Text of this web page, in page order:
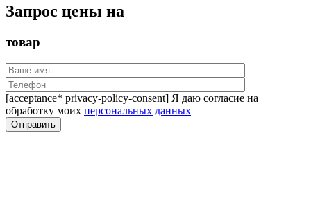
Запрос цены на
товар
[acceptance* privacy-policy-consent] Я даю согласие на
обработку моих персональных данных